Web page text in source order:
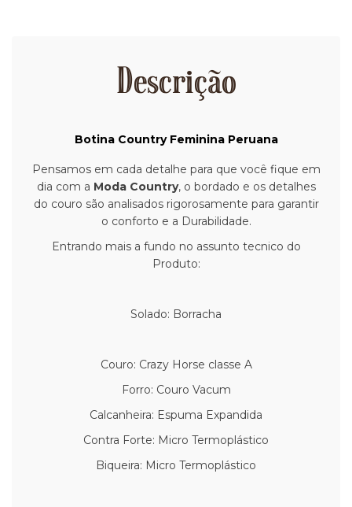
Descrição
Botina Country Feminina Peruana
Pensamos em cada detalhe para que você fique em
dia com a Moda Country, o bordado e os detalhes
do couro são analisados rigorosamente para garantir
o conforto e a Durabilidade.
Entrando mais a fundo no assunto tecnico do
Produto:
Solado: Borracha
Couro: Crazy Horse classe A
Forro: Couro Vacum
Calcanheira: Espuma Expandida
Contra Forte: Micro Termoplástico
Biqueira: Micro Termoplástico